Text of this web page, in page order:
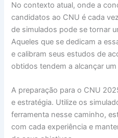
No contexto atual, onde a
candidatos ao CNU é cada
de simulados pode se tornar
Aqueles que se dedicam a
e calibram seus estudos de
obtidos tendem a alcançar
A preparação para o CNU
e estratégia. Utilize os
ferramenta nesse caminho,
com cada experiência e